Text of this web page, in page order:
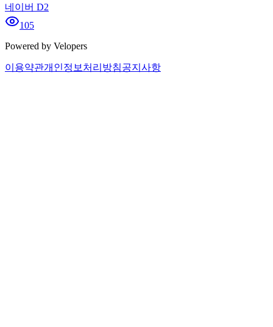
네이버 D2
105
Powered by Velopers
이용약관개인정보처리방침공지사항